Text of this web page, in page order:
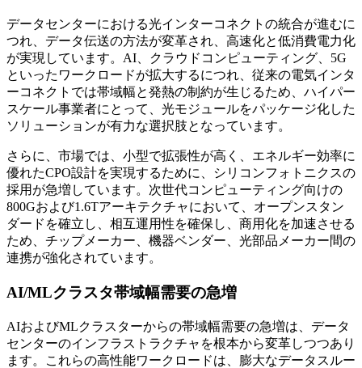
データセンターにおける光インターコネクトの統合が進むに
つれ、データ伝送の方法が変革され、高速化と低消費電力化
が実現しています。AI、クラウドコンピューティング、5G
といったワークロードが拡大するにつれ、従来の電気インタ
ーコネクトでは帯域幅と発熱の制約が生じるため、ハイパー
スケール事業者にとって、光モジュールをパッケージ化した
ソリューションが有力な選択肢となっています。
さらに、市場では、小型で拡張性が高く、エネルギー効率に
優れたCPO設計を実現するために、シリコンフォトニクスの
採用が急増しています。次世代コンピューティング向けの
800Gおよび1.6Tアーキテクチャにおいて、オープンスタン
ダードを確立し、相互運用性を確保し、商用化を加速させる
ため、チップメーカー、機器ベンダー、光部品メーカー間の
連携が強化されています。
AI/MLクラスタ帯域幅需要の急増
AIおよびMLクラスターからの帯域幅需要の急増は、データ
センターのインフラストラクチャを根本から変革しつつあり
ます。これらの高性能ワークロードは、膨大なデータスルー